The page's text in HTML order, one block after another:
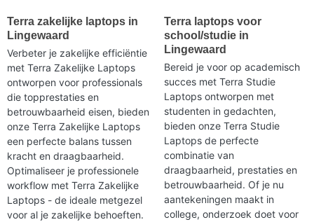
Terra zakelijke laptops in
Lingewaard
Verbeter je zakelijke efficiëntie
met Terra Zakelijke Laptops
ontworpen voor professionals
die topprestaties en
betrouwbaarheid eisen, bieden
onze Terra Zakelijke Laptops
een perfecte balans tussen
kracht en draagbaarheid.
Optimaliseer je professionele
workflow met Terra Zakelijke
Laptops - de ideale metgezel
voor al je zakelijke behoeften.
Terra laptops voor
school/studie in
Lingewaard
Bereid je voor op academisch
succes met Terra Studie
Laptops ontworpen met
studenten in gedachten,
bieden onze Terra Studie
Laptops de perfecte
combinatie van
draagbaarheid, prestaties en
betrouwbaarheid. Of je nu
aantekeningen maakt in
college, onderzoek doet voor